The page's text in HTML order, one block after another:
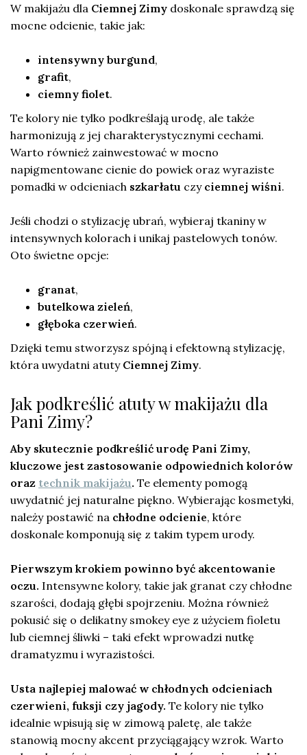
W makijażu dla Ciemnej Zimy doskonale sprawdzą się
mocne odcienie, takie jak:
intensywny burgund,
grafit,
ciemny fiolet.
Te kolory nie tylko podkreślają urodę, ale także
harmonizują z jej charakterystycznymi cechami.
Warto również zainwestować w mocno
napigmentowane cienie do powiek oraz wyraziste
pomadki w odcieniach szkarłatu czy ciemnej wiśni.
Jeśli chodzi o stylizację ubrań, wybieraj tkaniny w
intensywnych kolorach i unikaj pastelowych tonów.
Oto świetne opcje:
granat,
butelkowa zieleń,
głęboka czerwień.
Dzięki temu stworzysz spójną i efektowną stylizację,
która uwydatni atuty Ciemnej Zimy.
Jak podkreślić atuty w makijażu dla
Pani Zimy?
Aby skutecznie podkreślić urodę Pani Zimy,
kluczowe jest zastosowanie odpowiednich kolorów
oraz technik makijażu. Te elementy pomogą
uwydatnić jej naturalne piękno. Wybierając kosmetyki,
należy postawić na chłodne odcienie, które
doskonale komponują się z takim typem urody.
Pierwszym krokiem powinno być akcentowanie
oczu. Intensywne kolory, takie jak granat czy chłodne
szarości, dodają głębi spojrzeniu. Można również
pokusić się o delikatny smokey eye z użyciem fioletu
lub ciemnej śliwki – taki efekt wprowadzi nutkę
dramatyzmu i wyrazistości.
Usta najlepiej malować w chłodnych odcieniach
czerwieni, fuksji czy jagody. Te kolory nie tylko
idealnie wpisują się w zimową paletę, ale także
stanowią mocny akcent przyciągający wzrok. Warto